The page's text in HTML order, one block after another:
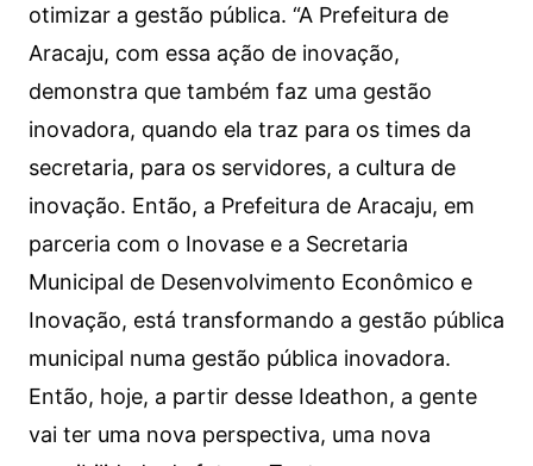
otimizar a gestão pública. “A Prefeitura de
Aracaju, com essa ação de inovação,
demonstra que também faz uma gestão
inovadora, quando ela traz para os times da
secretaria, para os servidores, a cultura de
inovação. Então, a Prefeitura de Aracaju, em
parceria com o Inovase e a Secretaria
Municipal de Desenvolvimento Econômico e
Inovação, está transformando a gestão pública
municipal numa gestão pública inovadora.
Então, hoje, a partir desse Ideathon, a gente
vai ter uma nova perspectiva, uma nova